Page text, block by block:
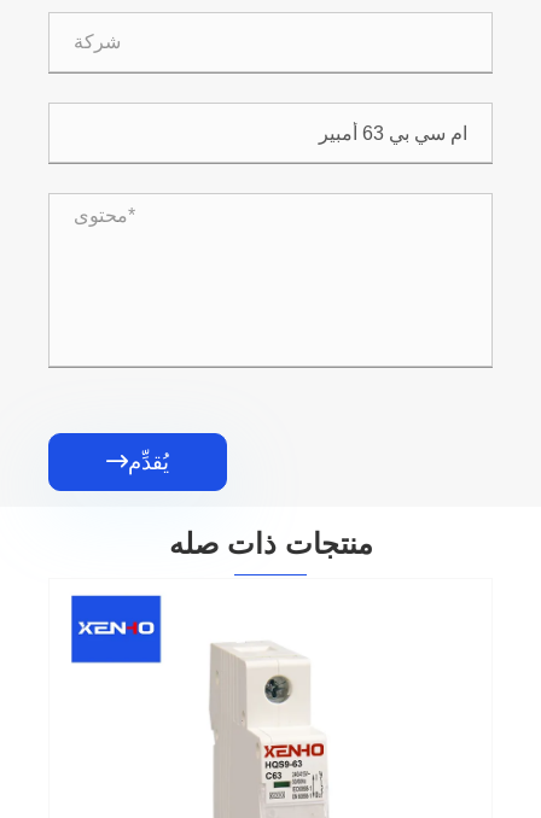
يُقدِّم
منتجات ذات صله
قاطع الدائرة المصغرة L7